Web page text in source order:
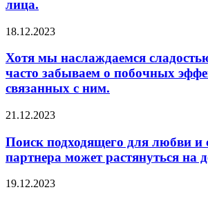
свежевыжатого
частью
рутины.
«неузнаваемого»
лица.
Хотя
наслаждаемся
сахара,
мы
забываем
побочных
эффектах,
связанных
с
18.12.2023
Хотя мы наслаждаемся
часто забываем о побочных
связанных с ним.
Поиск
для
любви
и
семьи
21.12.2023
Поиск подходящего для любви и
партнера может растянуться на
В
19.12.2023